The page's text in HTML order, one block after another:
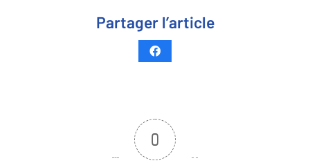
Partager l’article
0